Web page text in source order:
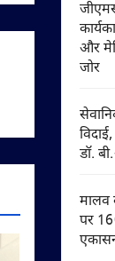
और
जोर
डॉ.
मालव
पर